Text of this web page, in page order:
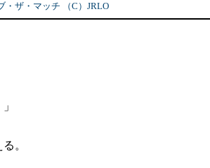
・ザ・マッチ （C）JRLO
。